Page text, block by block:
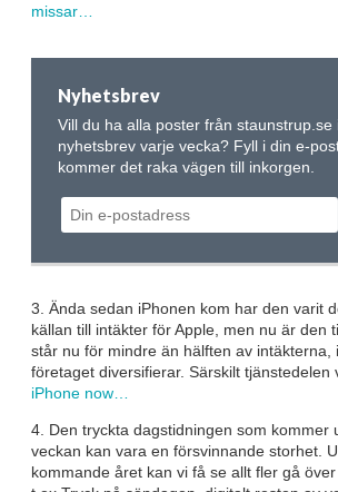
missar…
Nyhetsbrev
Vill du ha alla poster från staunstrup.se
nyhetsbrev varje vecka? Fyll i din e-
kommer det raka vägen till inkorgen.
3. Ända sedan iPhonen kom har den varit
källan till intäkter för Apple, men nu är den
står nu för mindre än hälften av intäkterna,
företaget diversifierar. Särskilt tjänstedelen
iPhone now…
4. Den tryckta dagstidningen som kommer
veckan kan vara en försvinnande storhet.
kommande året kan vi få se allt fler gå